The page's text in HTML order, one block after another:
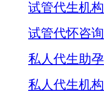
试管代生机构
试管代怀咨询
私人代生助孕
私人代生机构